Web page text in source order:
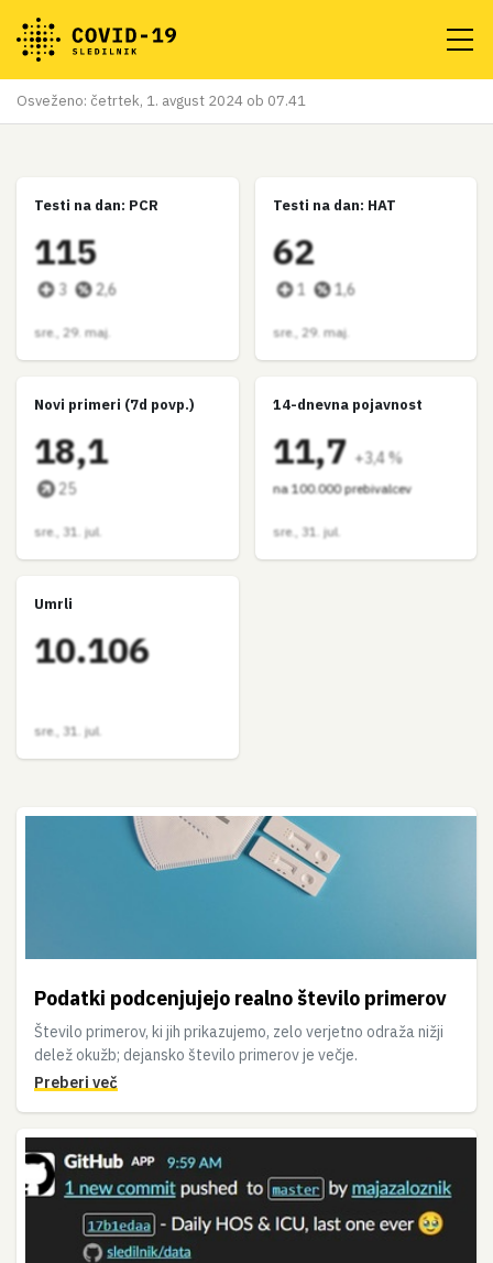
Osveženo: četrtek, 1. avgust 2024 ob 07.41
Testi na dan: PCR
115
3 2,6
sre., 29. maj.
Testi na dan: HAT
62
1 1,6
sre., 29. maj.
Novi primeri (7d povp.)
18,1
25
sre., 31. jul.
14-dnevna pojavnost
11,7 +3,4 %
na 100.000 prebivalcev
sre., 31. jul.
Umrli
10.106
sre., 31. jul.
Podatki podcenjujejo realno število primerov
Število primerov, ki jih prikazujemo, zelo verjetno odraža nižji
delež okužb; dejansko število primerov je večje.
Preberi več